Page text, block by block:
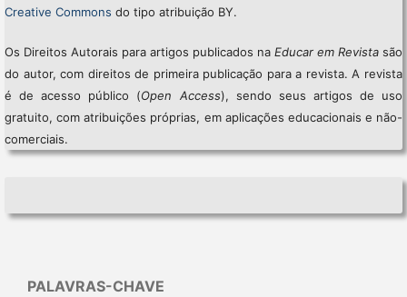
Creative Commons do tipo atribuição BY.
Os Direitos Autorais para artigos publicados naEducar em Revista são
do autor, com direitos de primeira publicação para a revista. A revista
é de acesso público (Open Access), sendo seus artigos de uso
gratuito, com atribuições próprias, em aplicações educacionais e não-
comerciais.
PALAVRAS-CHAVE